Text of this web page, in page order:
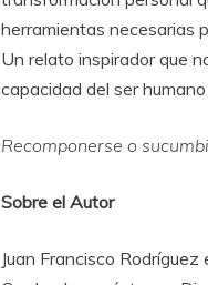
herramientas necesarias
Un relato inspirador que
capacidad del ser
Recomponerse o
Sobre el Autor
Juan Francisco